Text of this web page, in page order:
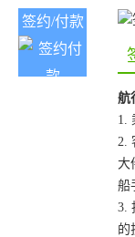
签约/付款
航
1.
2.
大
船
3.
的